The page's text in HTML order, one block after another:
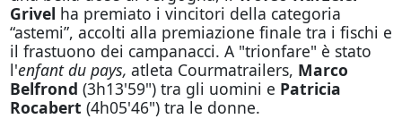
Grivel ha premiato i vincitori della categoria
“astemi”, accolti alla premiazione finale tra i fischi e
il frastuono dei campanacci. A "trionfare" è stato
l'enfant du pays, atleta Courmatrailers, Marco
Belfrond (3h13'59") tra gli uomini e Patricia
Rocabert (4h05'46") tra le donne.